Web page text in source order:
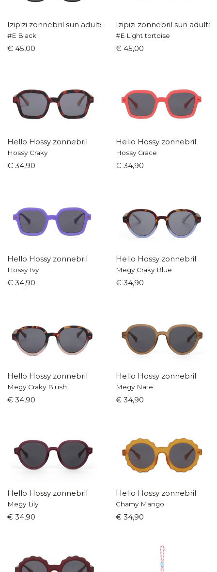
Izipizi zonnebril sun adults
#E Black
€ 45,00
Izipizi zonnebril sun adults
#E Light tortoise
€ 45,00
Hello Hossy zonnebril
Hossy Craky
€ 34,90
Hello Hossy zonnebril
Hossy Grace
€ 34,90
Hello Hossy zonnebril
Hossy Ivy
€ 34,90
Hello Hossy zonnebril
Megy Craky Blue
€ 34,90
Hello Hossy zonnebril
Megy Craky Blush
€ 34,90
Hello Hossy zonnebril
Megy Nate
€ 34,90
Hello Hossy zonnebril
Megy Lily
€ 34,90
Hello Hossy zonnebril
Chamy Mango
€ 34,90